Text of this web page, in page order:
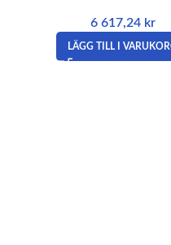
6 617,24 kr
LÄGG TILL I